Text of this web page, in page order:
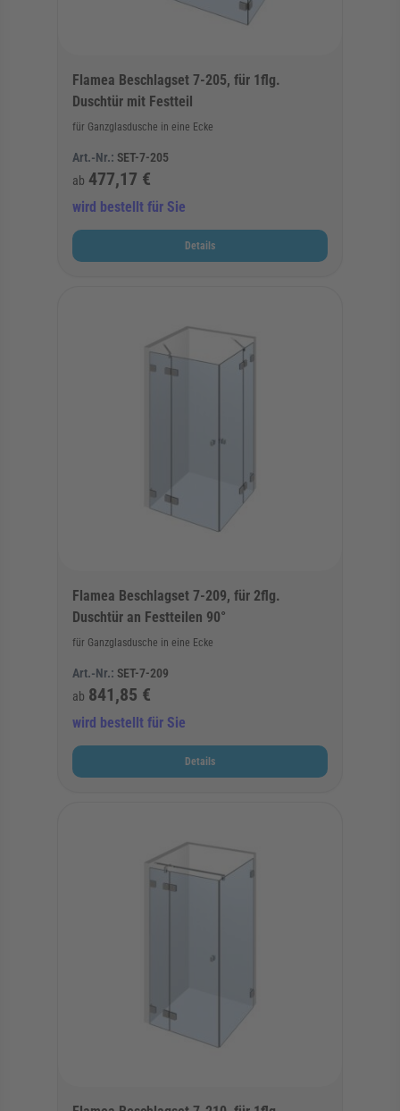
Flamea Beschlagset 7-205, für 1flg.
Duschtür mit Festteil
für Ganzglasdusche in eine Ecke
Art.-Nr.: SET-7-205
ab 477,17 €
wird bestellt für Sie
Details
Flamea Beschlagset 7-209, für 2flg.
Duschtür an Festteilen 90°
für Ganzglasdusche in eine Ecke
Art.-Nr.: SET-7-209
ab 841,85 €
wird bestellt für Sie
Details